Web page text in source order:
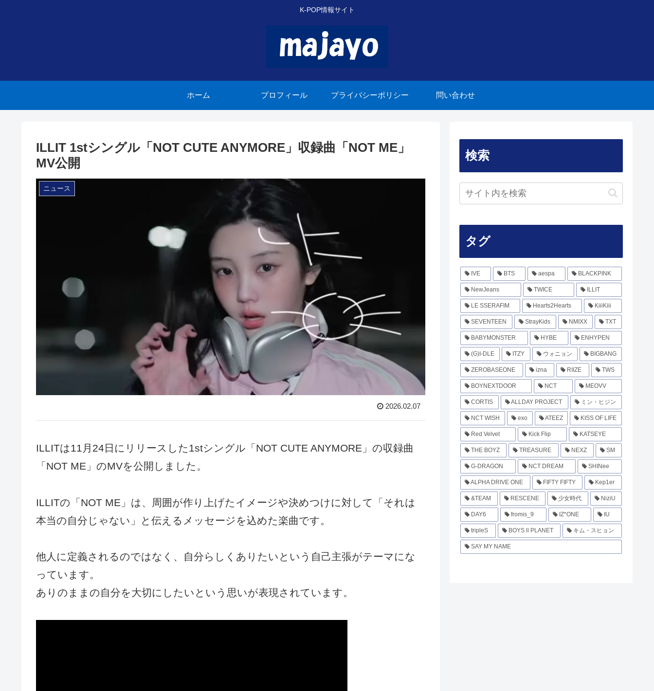
K-POP情報サイト
ホーム プロフィール プライバシーポリシー 問い合わせ
ILLIT 1stシングル「NOT CUTE ANYMORE」収録曲「NOT ME」
MV公開
ニュース
2026.02.07
ILLITは11月24日にリリースした1stシングル「NOT CUTE ANYMORE」の収録曲
「NOT ME」のMVを公開しました。
ILLITの「NOT ME」は、周囲が作り上げたイメージや決めつけに対して「それは
本当の自分じゃない」と伝えるメッセージを込めた楽曲です。
他人に定義されるのではなく、自分らしくありたいという自己主張がテーマにな
っています。
ありのままの自分を大切にしたいという思いが表現されています。
検索
タグ
IVE BTS aespa BLACKPINK
NewJeans TWICE ILLIT
LE SSERAFIM Hearts2Hearts KiiiKiii
SEVENTEEN StrayKids NMIXX TXT
BABYMONSTER HYBE ENHYPEN
(G)I-DLE ITZY ウォニョン BIGBANG
ZEROBASEONE izna RIIZE TWS
BOYNEXTDOOR NCT MEOVV
CORTIS ALLDAY PROJECT ミン・ヒジン
NCT WISH exo ATEEZ KISS OF LIFE
Red Velvet Kick Flip KATSEYE
THE BOYZ TREASURE NEXZ SM
G-DRAGON NCT DREAM SHINee
ALPHA DRIVE ONE FIFTY FIFTY Kep1er
&TEAM RESCENE 少女時代 NiziU
DAY6 fromis_9 IZ*ONE IU
tripleS BOYS ll PLANET キム・スヒョン
SAY MY NAME